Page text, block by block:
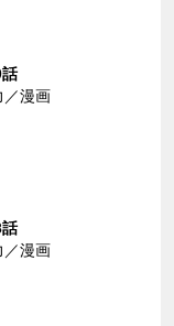
漫画
漫画